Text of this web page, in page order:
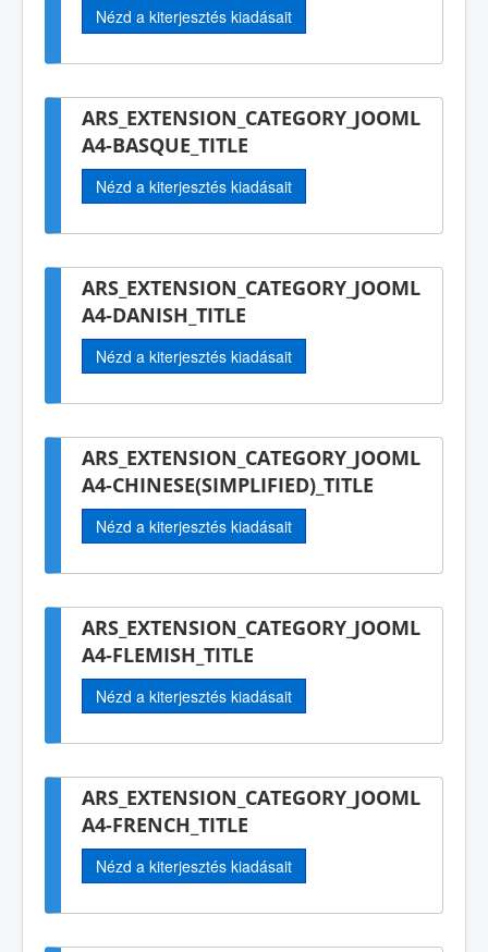
Nézd a kiterjesztés kiadásait
ARS_EXTENSION_CATEGORY_JOOML
A4-BASQUE_TITLE
Nézd a kiterjesztés kiadásait
ARS_EXTENSION_CATEGORY_JOOML
A4-DANISH_TITLE
Nézd a kiterjesztés kiadásait
ARS_EXTENSION_CATEGORY_JOOML
A4-CHINESE(SIMPLIFIED)_TITLE
Nézd a kiterjesztés kiadásait
ARS_EXTENSION_CATEGORY_JOOML
A4-FLEMISH_TITLE
Nézd a kiterjesztés kiadásait
ARS_EXTENSION_CATEGORY_JOOML
A4-FRENCH_TITLE
Nézd a kiterjesztés kiadásait